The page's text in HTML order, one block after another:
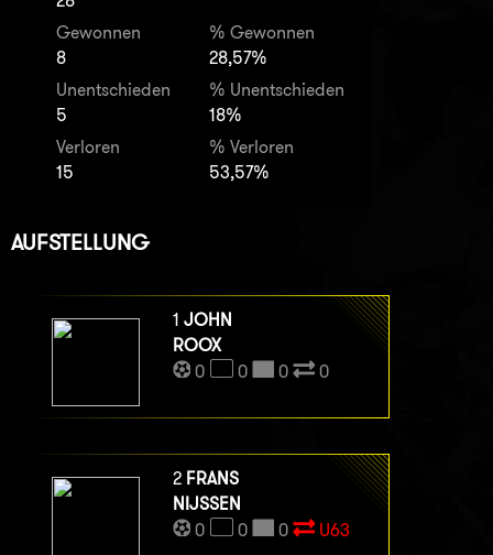
Gewonnen
8
% Gewonnen
28,57%
Unentschieden
5
% Unentschieden
18%
Verloren
15
% Verloren
53,57%
AUFSTELLUNG
1 JOHN
ROOX
0
0 0 0
2 FRANS
NIJSSEN
0
0 0 U63